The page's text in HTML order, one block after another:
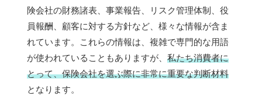
険会社の財務諸表、事業報告、リスク管理体制、役
員報酬、顧客に対する方針など、様々な情報が含ま
れています。これらの情報は、複雑で専門的な用語
が使われていることもありますが、 私たち消費者に
とって、保険会社を選ぶ際に非常に重要な判断材料
となります。